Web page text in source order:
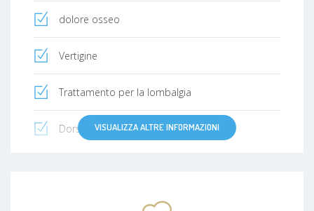
dolore osseo
Vertigine
Trattamento per la lombalgia
DorsalgiaVISUALIZZA ALTRE INFORMAZIONI